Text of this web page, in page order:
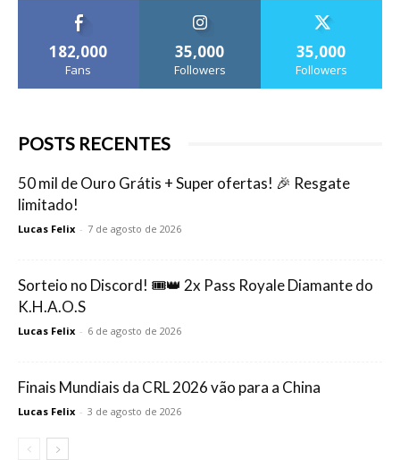
182,000
Fans
35,000
Followers
35,000
Followers
POSTS RECENTES
50 mil de Ouro Grátis + Super ofertas! 🎉 Resgate
limitado!
Lucas Felix - 7 de agosto de 2026
Sorteio no Discord! 🎟️👑 2x Pass Royale Diamante do
K.H.A.O.S
Lucas Felix - 6 de agosto de 2026
Finais Mundiais da CRL 2026 vão para a China
Lucas Felix - 3 de agosto de 2026